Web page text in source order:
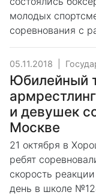
молодых
соревнования с
05.11.2018
Юбилейный
и девушек
Москве
21 октября в
ребят
скорость
день в школе